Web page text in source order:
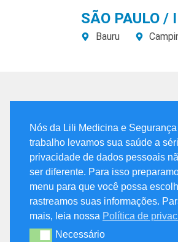
SÃO PAULO /
Bauru
Nós da Lili Medicina e
trabalho levamos sua saúde a
privacidade de dados pessoais
ser diferente. Para isso
menu para que você possa
rastreamos suas informações.
mais, leia nossa Política de
NecessárioNecessário